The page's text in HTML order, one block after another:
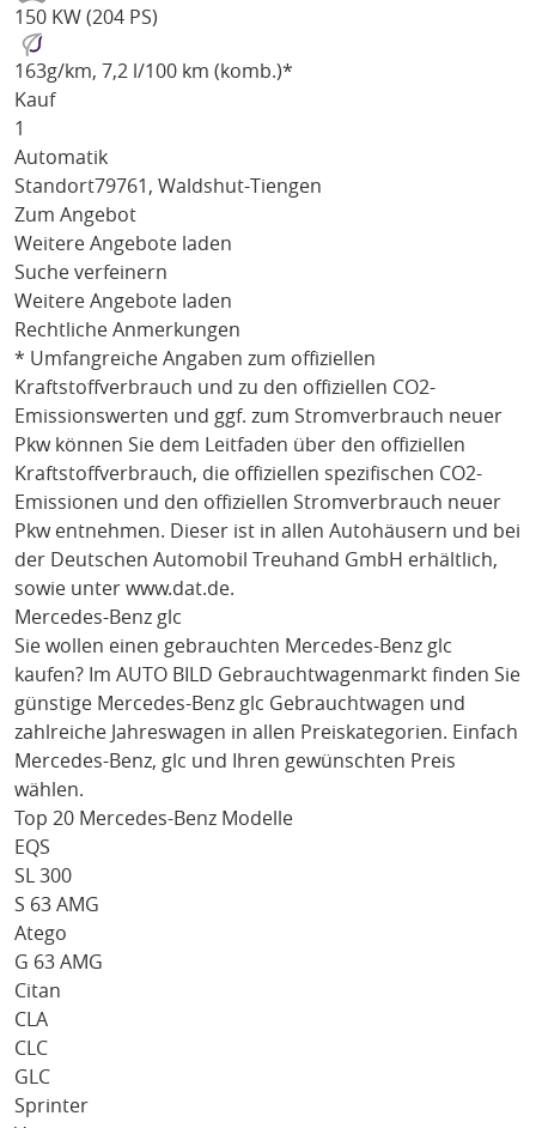
150 KW (204 PS)
163g/km, 7,2 l/100 km (komb.)*
Kauf
1
Automatik
Standort79761, Waldshut-Tiengen
Zum Angebot
Weitere Angebote laden
Suche verfeinern
Weitere Angebote laden
Rechtliche Anmerkungen
* Umfangreiche Angaben zum offiziellen
Kraftstoffverbrauch und zu den offiziellen CO2-
Emissionswerten und ggf. zum Stromverbrauch neuer
Pkw können Sie dem Leitfaden über den offiziellen
Kraftstoffverbrauch, die offiziellen spezifischen CO2-
Emissionen und den offiziellen Stromverbrauch neuer
Pkw entnehmen. Dieser ist in allen Autohäusern und bei
der Deutschen Automobil Treuhand GmbH erhältlich,
sowie unter www.dat.de.
Mercedes-Benz glc
Sie wollen einen gebrauchten Mercedes-Benz glc
kaufen? Im AUTO BILD Gebrauchtwagenmarkt finden Sie
günstige Mercedes-Benz glc Gebrauchtwagen und
zahlreiche Jahreswagen in allen Preiskategorien. Einfach
Mercedes-Benz, glc und Ihren gewünschten Preis
wählen.
Top 20 Mercedes-Benz Modelle
EQS
SL 300
S 63 AMG
Atego
G 63 AMG
Citan
CLA
CLC
GLC
Sprinter